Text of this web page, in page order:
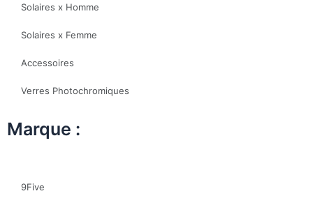
Solaires x Homme
Solaires x Femme
Accessoires
Verres Photochromiques
Marque :
9Five